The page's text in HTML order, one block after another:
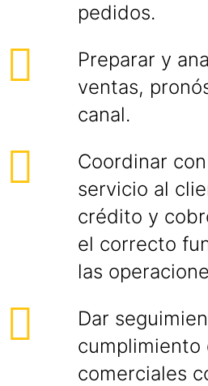
pedidos.
Preparar y
ventas,
canal.
Coordinar
servicio al
crédito y
el correcto
las
Dar
cumplimiento
comerciales